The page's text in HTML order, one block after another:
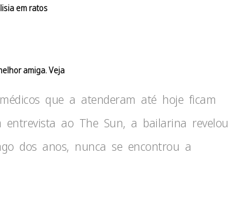
em ratos
amiga. Veja
que a atenderam até hoje ficam
ao The Sun, a bailarina revelou
dos anos, nunca se encontrou a